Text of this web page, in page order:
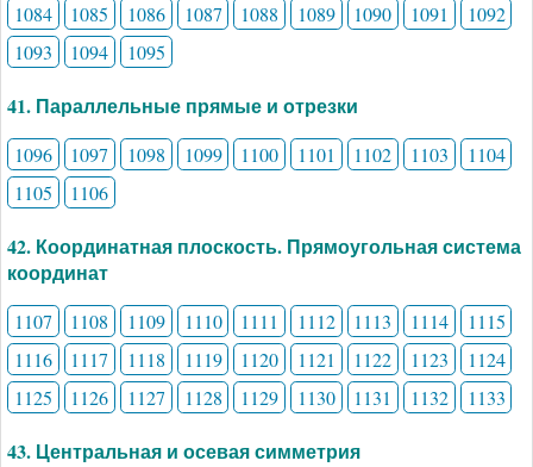
1084 1085 1086 1087 1088 1089 1090 1091
1092
1093
1094 1095
41. Параллельные прямые и отрезки
1096 1097 1098 1099 1100 1101 1102 1103
1104
1105
1106
42. Координатная плоскость. Прямоугольная система
координат
1107 1108 1109 1110 1111 1112 1113 1114
1115
1116
1117 1118 1119 1120 1121 1122 1123
1124
1125
1126 1127 1128 1129 1130 1131 1132 1133
43. Центральная и осевая симметрия